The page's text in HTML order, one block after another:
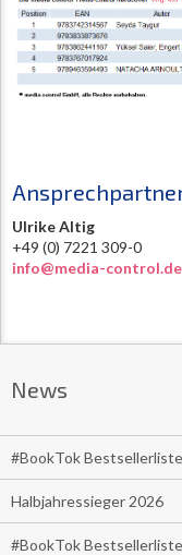
Ulrike Altig
+49 (0) 7221 309-0
info@media-control.de
News
#BookTok
Halbjahressieger 2026
#BookTok